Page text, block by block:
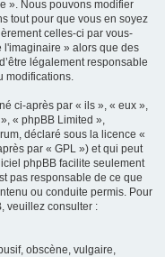
». Nous pouvons modifier
tout pour que vous en soyez
celles-ci par vous-
l'imaginaire » alors que des
légalement responsable
modifications.
ci-après par « ils », « eux »,
« phpBB Limited »,
déclaré sous la licence «
par « GPL ») et qui peut
phpBB facilite seulement
pas responsable de ce que
ou conduite permis. Pour
veuillez consulter :
obscène, vulgaire,